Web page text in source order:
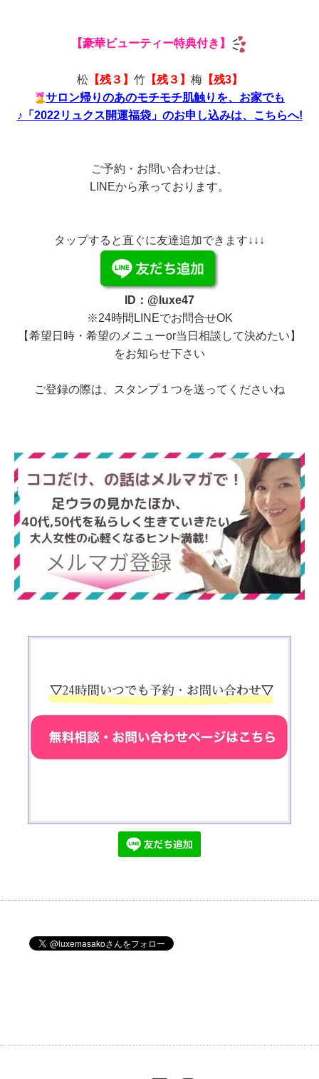
【豪華ビューティー特典付き】
松【残３】 竹【残３】 梅【残3】
サロン帰りのあのモチモチ肌触りを、お家でも
♪「2022リュクス開運福袋」のお申し込みは、こちらへ!
ご予約・お問い合わせは、
LINEから承っております。
タップすると直ぐに友達追加できます↓↓↓
ID：@luxe47
※24時間LINEでお問合せOK
【希望日時・希望のメニューor当日相談して決めたい】
をお知らせ下さい
ご登録の際は、スタンプ１つを送ってくださいね